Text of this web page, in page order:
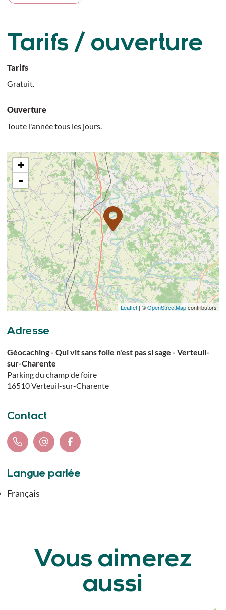
Tarifs / ouverture
Tarifs
Gratuit.
Ouverture
Toute l'année tous les jours.
+
-
Leaflet| ©OpenStreetMapcontributors
Adresse
Géocaching - Qui vit sans folie n'est pas si sage - Verteuil-
sur-Charente
Parking du champ de foire
16510Verteuil-sur-Charente
Contact
Langue parlée
Français
Vous aimerez
aussi